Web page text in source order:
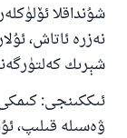
شۇنداقلا
نەزرە ئاتاش،
شېرىك
ئىككىنجى: كىمكى
ۋەسىلە قىلىپ،